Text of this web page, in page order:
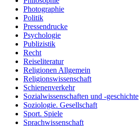
Photographie
Politik
Pressendrucke
Psychologie
Publizistik
Recht
Reiseliteratur
Religionen Allgemein
Religionswissenschaft
Schienenverkehr
Sozialwissenschaften und -geschichte
Soziologie. Gesellschaft
Sport. Spiele
Sprachwissenschaft